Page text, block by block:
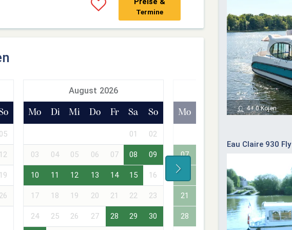
Termine
05
12
19
26
August 2026
Mo Di Mi Do Fr Sa So
01 02
03 04 05 06 07 08 09
10 11 12 13 14 15 16
17 18 19 20 21 22 23
24 25 26 27 28 29 30
September 2026
Mo Mi Do Fr Sa
07
16 17 18 19
21 23 24 25 26
28 30
4+ 0 Kojen
Eau Claire 930 Fly